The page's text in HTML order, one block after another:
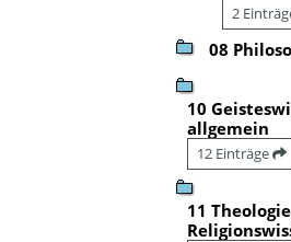
2
08
10
allgemein
12 Einträge
11